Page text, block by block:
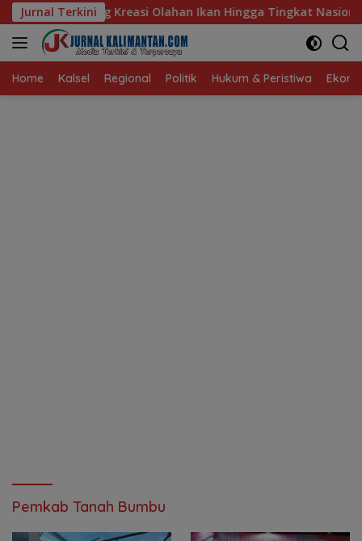
Langsung
ke
konten
Jurnal Terkini
Ikan Hingga Tingkat Nasional Pada Lomba Masak Serba
Home Kalsel Regional Politik Hukum & Peristiwa
Pemkab Tanah Bumbu